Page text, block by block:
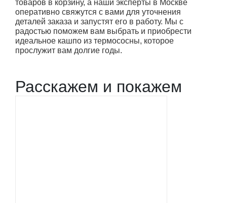
товаров в корзину, а наши эксперты в Москве
оперативно свяжутся с вами для уточнения
деталей заказа и запустят его в работу. Мы с
радостью поможем вам выбрать и приобрести
идеальное кашпо из термососны, которое
прослужит вам долгие годы.
Расскажем и покажем